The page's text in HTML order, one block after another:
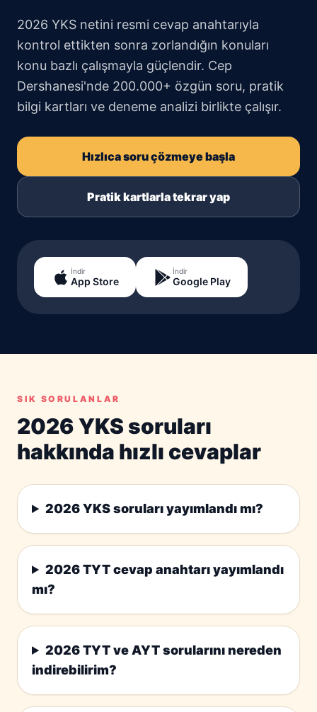
2026 YKS netini resmi cevap anahtarıyla
kontrol ettikten sonra zorlandığın konuları
konu bazlı çalışmayla güçlendir. Cep
Dershanesi'nde 200.000+ özgün soru, pratik
bilgi kartları ve deneme analizi birlikte çalışır.
Hızlıca soru çözmeye başla
Pratik kartlarla tekrar yap
İndir
App Store
İndir
Google Play
SIK SORULANLAR
2026 YKS soruları
hakkında hızlı cevaplar
2026 YKS soruları yayımlandı mı?
2026 TYT cevap anahtarı yayımlandı
mı?
2026 TYT ve AYT sorularını nereden
indirebilirim?